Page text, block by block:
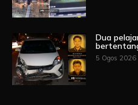
Dua
5 Ogos 2026